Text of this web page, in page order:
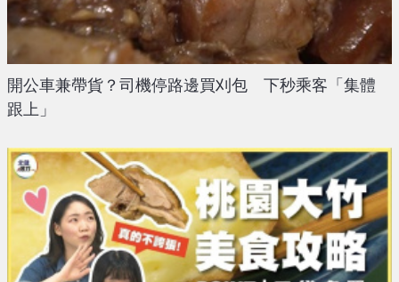
開公車兼帶貨？司機停路邊買刈包 下秒乘客「集體
跟上」